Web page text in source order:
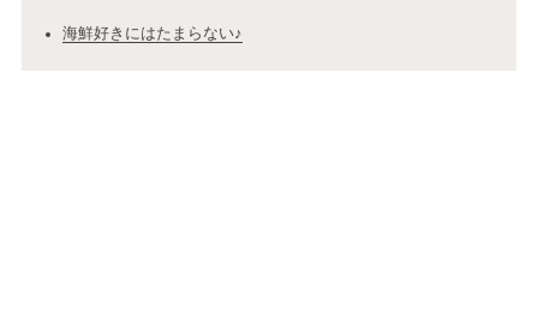
海鮮好きにはたまらない♪